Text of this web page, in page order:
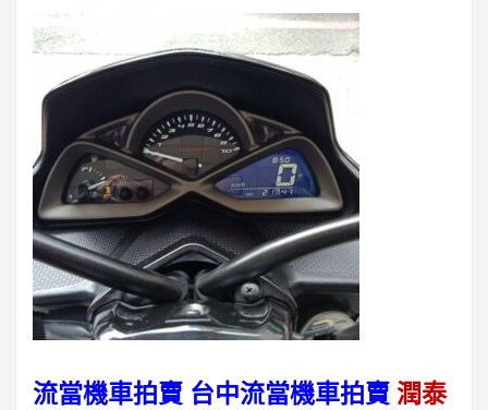
流當機車拍賣 台中流當機車拍賣 潤泰